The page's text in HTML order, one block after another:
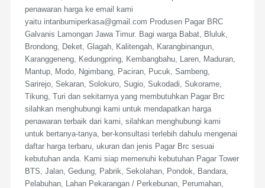
penawaran harga ke email kami
yaitu intanbumiperkasa@gmail.com Produsen Pagar BRC
Galvanis Lamongan Jawa Timur. Bagi warga Babat, Bluluk,
Brondong, Deket, Glagah, Kalitengah, Karangbinangun,
Karanggeneng, Kedungpring, Kembangbahu, Laren, Maduran,
Mantup, Modo, Ngimbang, Paciran, Pucuk, Sambeng,
Sarirejo, Sekaran, Solokuro, Sugio, Sukodadi, Sukorame,
Tikung, Turi dan sekitarnya yang membutuhkan Pagar Brc
silahkan menghubungi kami untuk mendapatkan harga
penawaran terbaik dari kami, silahkan menghubungi kami
untuk bertanya-tanya, ber-konsultasi terlebih dahulu mengenai
daftar harga terbaru, ukuran dan jenis Pagar Brc sesuai
kebutuhan anda. Kami siap memenuhi kebutuhan Pagar Tower
BTS, Jalan, Gedung, Pabrik, Sekolahan, Pondok, Bandara,
Pelabuhan, Lahan Pekarangan / Perkebunan, Perumahan,